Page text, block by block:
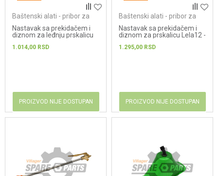
Baštenski alati - pribor za
Nastavak sa prekidačem i
diznom za leđnju prskalicu
1.014,00 RSD
PROIZVOD NIJE DOSTUPAN
Baštenski alati - pribor za
Nastavak sa prekidačem i
diznom za prskalicu Lela12 -
1.295,00 RSD
PROIZVOD NIJE DOSTUPAN